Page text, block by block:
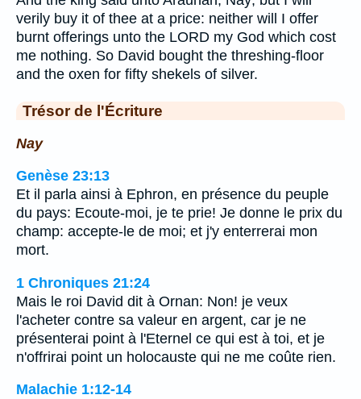
verily buy it of thee at a price: neither will I offer
burnt offerings unto the LORD my God which cost
me nothing. So David bought the threshing-floor
and the oxen for fifty shekels of silver.
Trésor de l'Écriture
Nay
Genèse 23:13
Et il parla ainsi à Ephron, en présence du peuple
du pays: Ecoute-moi, je te prie! Je donne le prix du
champ: accepte-le de moi; et j'y enterrerai mon
mort.
1 Chroniques 21:24
Mais le roi David dit à Ornan: Non! je veux
l'acheter contre sa valeur en argent, car je ne
présenterai point à l'Eternel ce qui est à toi, et je
n'offrirai point un holocauste qui ne me coûte rien.
Malachie 1:12-14